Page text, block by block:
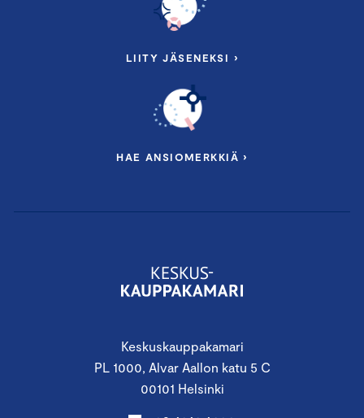
Keskuskauppakamari
PL 1000, Alvar Aallon katu 5 C
00101 Helsinki
LIITY JÄSENEKSI ›
HAE ANSIOMERKKIÄ ›